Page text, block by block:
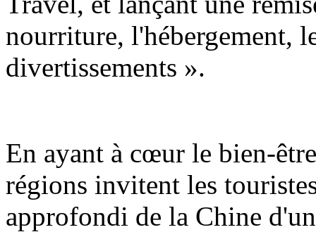
nourriture, l'hébergement,
divertissements ».
En ayant à cœur le bien-
régions invitent les
approfondi de la Chine